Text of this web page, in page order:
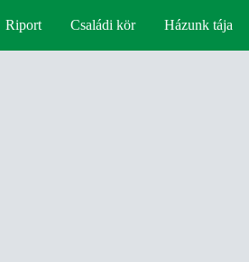
Riport Családi kör Házunk tája